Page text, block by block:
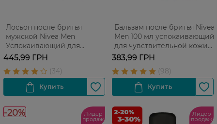
Лосьон после бритья
мужской Nivea Men
Успокаивающий для
чувствительной кожи без
содержания спирта 100 мл
445,99 ГРН
Бальзам после бритья Nivea
Men 100 мл успокаивающий
для чувствительной кожи
без содержания спирта 100
383,99 ГРН
-20% Лидер
продаж
Лидер
продаж